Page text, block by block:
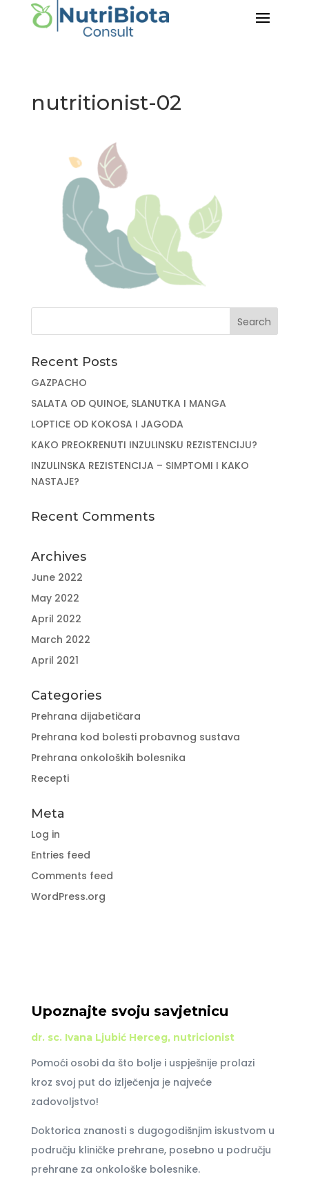
nutritionist-02
Recent Posts
GAZPACHO
SALATA OD QUINOE, SLANUTKA I MANGA
LOPTICE OD KOKOSA I JAGODA
KAKO PREOKRENUTI INZULINSKU REZISTENCIJU?
INZULINSKA REZISTENCIJA – SIMPTOMI I KAKO
NASTAJE?
Recent Comments
Archives
June 2022
May 2022
April 2022
March 2022
April 2021
Categories
Prehrana dijabetičara
Prehrana kod bolesti probavnog sustava
Prehrana onkoloških bolesnika
Recepti
Meta
Log in
Entries feed
Comments feed
WordPress.org
Upoznajte svoju savjetnicu
dr. sc. Ivana Ljubić Herceg, nutricionist
Pomoći osobi da što bolje i uspješnije prolazi
kroz svoj put do izlječenja je najveće
zadovoljstvo!
Doktorica znanosti s dugogodišnjim iskustvom u
području kliničke prehrane, posebno u području
prehrane za onkološke bolesnike.